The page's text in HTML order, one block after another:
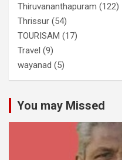
Thiruvananthapuram (122)
Thrissur (54)
TOURISAM (17)
Travel (9)
wayanad (5)
You may Missed